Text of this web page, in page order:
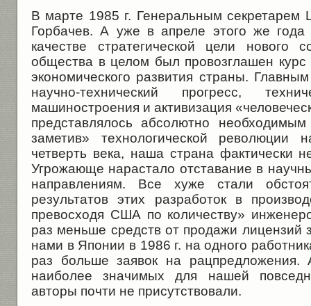
В марте 1985 г. Генеральным
Горбачев. А уже в апреле этого же
качестве стратегической цели нового
общества в целом был провозглашен курс
экономического развития страны.
научно-технический прогресс,
машиностроения и активизация
представлялось абсолютно
заметив» технологической
четверть века, наша страна фактически
Угрожающе нарастало отставание в
направлениям. Все хуже стали
результатов этих разработок в
превосходя США по количеству»
раз меньше средств от продажи лицензий
нами в Японии в 1986 г. на одного
раз больше заявок на рацпредложения.
наиболее значимых для нашей
авторы почти не присутствовали.